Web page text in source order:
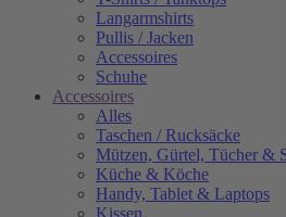
Langarmshirts
Pullis / Jacken
Accessoires
Schuhe
Accessoires
Alles
Taschen / Rucksäcke
Mützen, Gürtel, Tücher &
Küche & Köche
Handy, Tablet & Laptops
Kissen